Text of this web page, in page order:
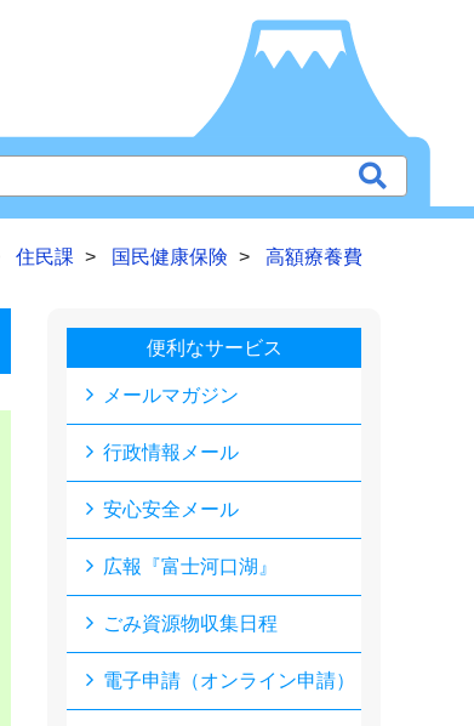
住民課 国民健康保険 高額療養費
便利なサービス
メールマガジン
行政情報メール
安心安全メール
広報『富士河口湖』
ごみ資源物収集日程
電子申請（オンライン申請）